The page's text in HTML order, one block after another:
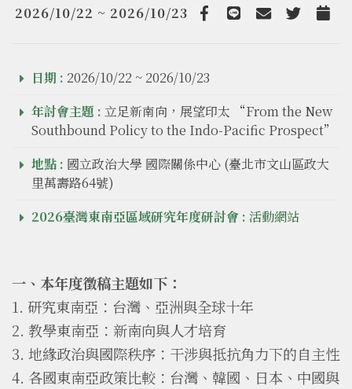
2026/10/22 ~ 2026/10/23
Facebook TwitterAdd
日期 : 2026/10/22 ~ 2026/10/23
年討會主題 : 立足新南向，展望印太 “From the New
Southbound Policy to the Indo-Pacific Prospect”
地點 : 國立政治大學 國際關係中心 (臺北市文山區政大
里萬壽路64號)
2026臺灣東南亞區域研究年度研討會 : 活動網站
一、本年度徵稿主題如下：
1. 研究東南亞：台灣、亞洲與全球十年
2. 教學東南亞：新南向與人才培育
3. 地緣政治與國際秩序：干涉與抵抗角力下的自主性
4. 各國東南亞政策比較：台灣、韓國、日本、中國與